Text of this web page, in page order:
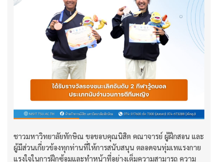
ชาวมหาวิทยาลัยทักษิณ ขอขอบคุณนิสิต คณาจารย์ ผู้ฝึกสอน และ
ผู้มีส่วนเกี่ยวข้องทุกท่านที่ให้การสนับสนุน ตลอดจนทุ่มเทแรงกาย
แรงใจในการฝึกซ้อมและทำหน้าที่อย่างเต็มความสามารถ ความ